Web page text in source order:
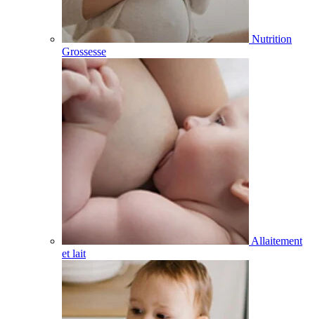
Nutrition
Grossesse
Allaitement
et lait